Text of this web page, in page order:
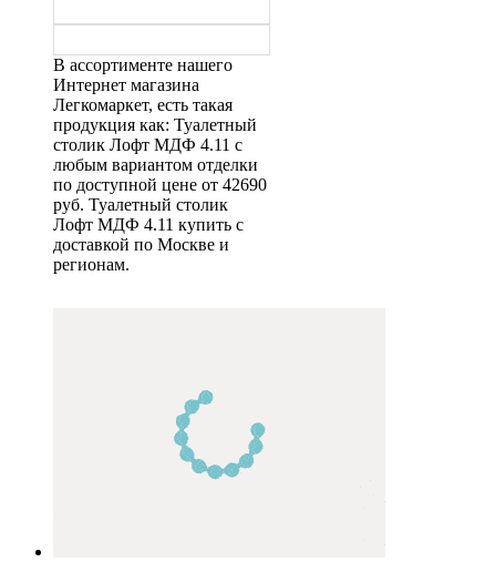
В ассортименте нашего
Интернет магазина
Легкомаркет, есть такая
продукция как: Туалетный
столик Лофт МДФ 4.11 с
любым вариантом отделки
по доступной цене от 42690
руб. Туалетный столик
Лофт МДФ 4.11 купить с
доставкой по Москве и
регионам.